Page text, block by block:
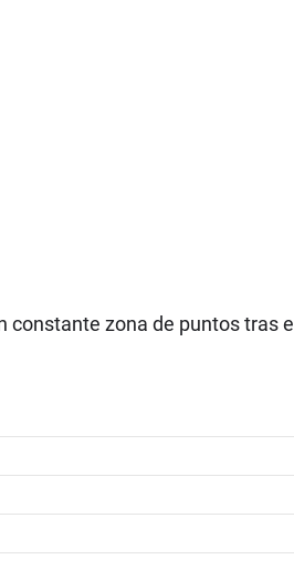
constante zona de puntos tras el